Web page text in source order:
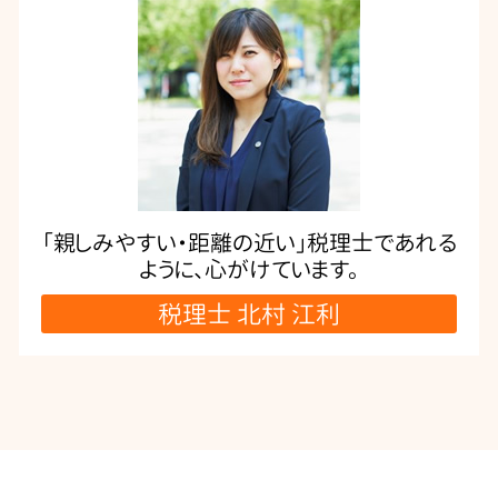
「親しみやすい・距離の近い」税理士であれる
ように、心がけています。
税理士 北村 江利